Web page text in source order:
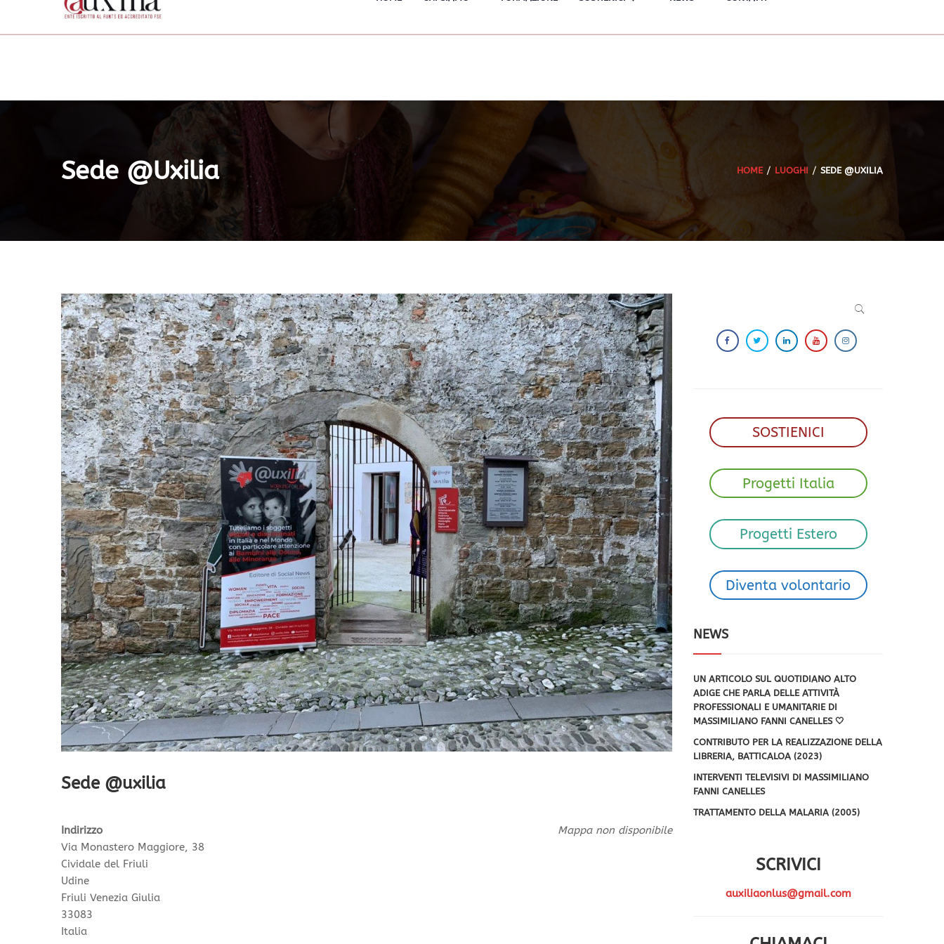
Sede @uxilia HOME LUOGHI SEDE @UXILIA
Sede @uxilia
Mappa non disponibile
Indirizzo
Via Monastero Maggiore, 38
Cividale del Friuli
Udine
Friuli Venezia Giulia
33083
Italia
SOSTIENICI
Progetti Italia
Progetti Estero
Diventa volontario
NEWS
UN ARTICOLO SUL QUOTIDIANO ALTO
ADIGE CHE PARLA DELLE ATTIVITÀ
PROFESSIONALI E UMANITARIE DI
MASSIMILIANO FANNI CANELLES 🤍
CONTRIBUTO PER LA REALIZZAZIONE DELLA
LIBRERIA, BATTICALOA (2023)
INTERVENTI TELEVISIVI DI MASSIMILIANO
FANNI CANELLES
TRATTAMENTO DELLA MALARIA (2005)
SCRIVICI
auxiliaonlus@gmail.com